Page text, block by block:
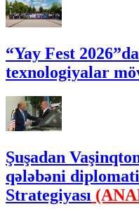
“Yay Fest
texnologiyalar
Şuşadan
qələbəni
Strategiyası